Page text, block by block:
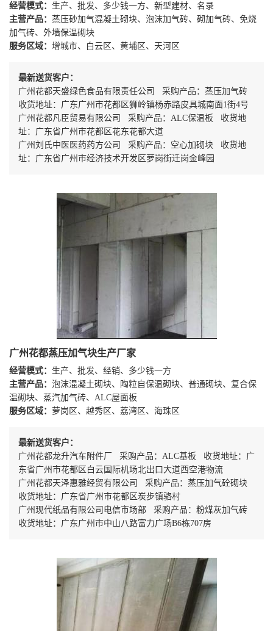
经营模式： 生产、批发、多少钱一方、新型建材、名录
主营产品： 蒸压砂加气混凝土砌块、泡沫加气砖、砌加气砖、免烧
加气砖、外墙保温砌块
服务区域： 增城市、白云区、黄埔区、天河区
最新送货客户：
广州花都天盛绿色食品有限责任公司 采购产品：蒸压加气砖
收货地址：广东广州市花都区狮岭镇杨赤路皮具城南面1街4号
广州花都凡臣贸易有限公司 采购产品：ALC保温板 收货地
址：广东省广州市花都区花东花都大道
广州刘氏中医医药药方公司 采购产品：空心加砌块 收货地
址：广东省广州市经济技术开发区萝岗街迁岗金峰园
广州花都蒸压加气块生产厂家
经营模式： 生产、批发、经销、多少钱一方
主营产品： 泡沫混凝土砌块、陶粒自保温砌块、普通砌块、复合保
温砌块、蒸汽加气砖、ALC屋面板
服务区域： 萝岗区、越秀区、荔湾区、海珠区
最新送货客户：
广州花都龙升汽车附件厂 采购产品：ALC基板 收货地址：广
东省广州市花都区白云国际机场北出口大道西空港物流
广州花都天泽惠雅经贸有限公司 采购产品：蒸压加气砼砌块
收货地址：广东省广州市花都区炭步镇骆村
广州现代纸品有限公司电信市场部 采购产品：粉煤灰加气砖
收货地址：广东广州市中山八路富力广场B6栋707房